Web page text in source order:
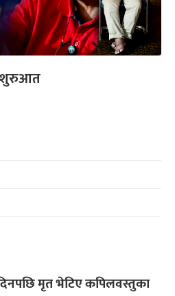
शुरुआत
मृत भेटिए कपिलवस्तुका